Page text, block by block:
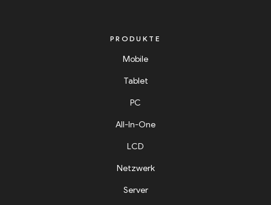
PRODUKTE
Mobile
Tablet
PC
All-In-One
LCD
Netzwerk
Server